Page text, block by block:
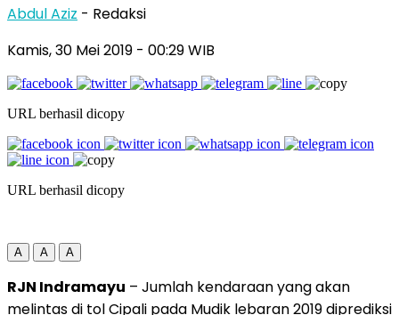
Abdul Aziz - Redaksi
Kamis, 30 Mei 2019 - 00:29 WIB
URL berhasil dicopy
URL berhasil dicopy
A A A
RJN Indramayu – Jumlah kendaraan yang akan
melintas di tol Cipali pada Mudik lebaran 2019 diprediksi